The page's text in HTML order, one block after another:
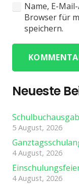
Name, E-
Browser für
speichern.
Neueste
5 August, 2026
4 August, 2026
4 August, 2026